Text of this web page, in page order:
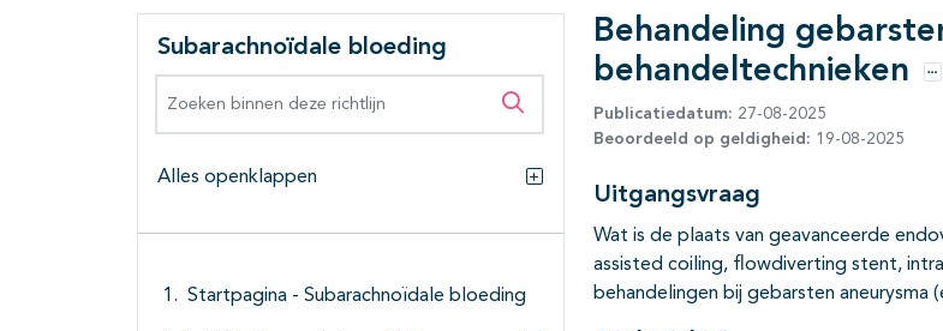
Subarachnoïdale bloeding
Zoeken binnen deze richtlijn
Alles openklappen
Alles openklappen
Startpagina - Subarachnoïdale bloeding
Behandeling
behandeltechnieken
Publicatiedatum: 27-08-2025
Beoordeeld op geldigheid: 19-08-2025
Uitgangsvraag
Wat is de plaats van geavanceerde
assisted coiling, flowdiverting stent,
behandelingen bij gebarsten aneurysma